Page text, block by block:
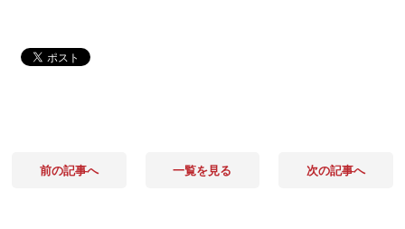
前の記事へ 一覧を見る 次の記事へ